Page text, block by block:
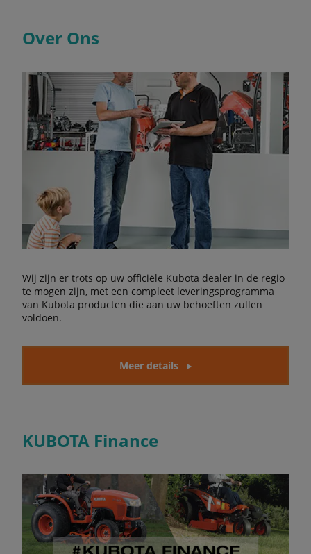
Over Ons
Wij zijn er trots op uw officiële Kubota dealer in de regio
te mogen zijn, met een compleet leveringsprogramma
van Kubota producten die aan uw behoeften zullen
voldoen.
Meer details
KUBOTA Finance